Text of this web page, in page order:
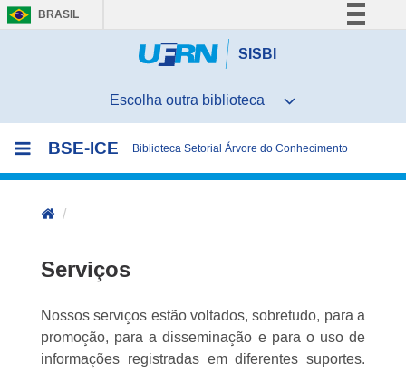
BRASIL
Participe
Acesso à informação
Legislação
Canais
SISBI
BSE-ICE Biblioteca Setorial Árvore do Conhecimento
Serviços
Nossos serviços estão voltados, sobretudo, para a
promoção, para a disseminação e para o uso de
informações registradas em diferentes suportes.